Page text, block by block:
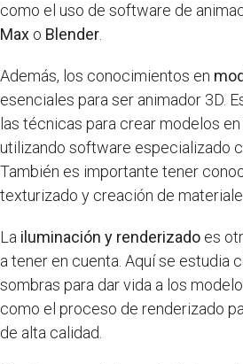
como el uso de software de
Max o Blender
Además, los conocimientos en
esenciales para ser animador 3D.
las técnicas para crear modelos
utilizando software especializado
También es importante tener
texturizado y creación de
La iluminación y renderizado es
a tener en cuenta. Aquí se estudia
sombras para dar vida a los
como el proceso de renderizado
de alta calidad.